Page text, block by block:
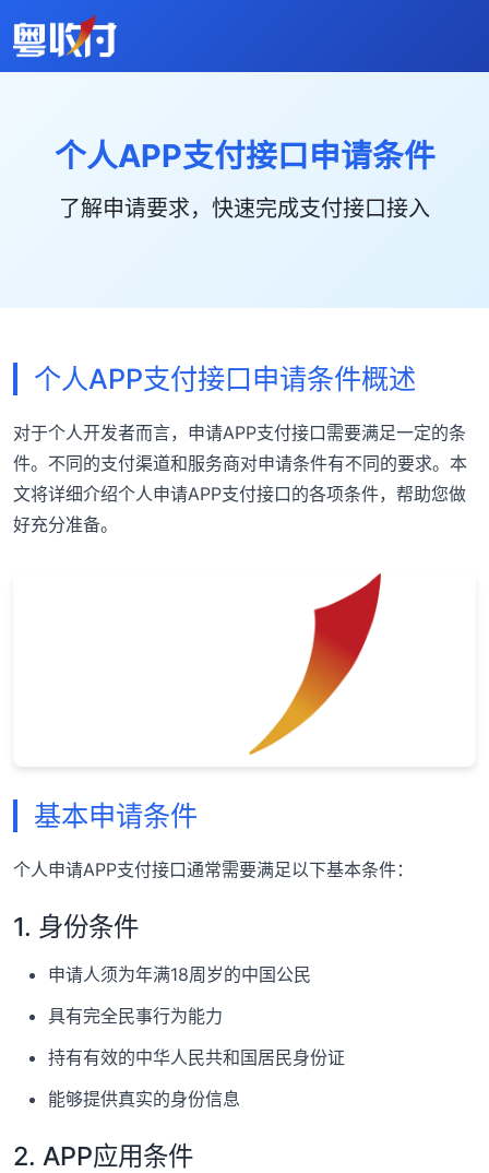
个人APP支付接口申请条件
了解申请要求，快速完成支付接口接入
个人APP支付接口申请条件概述
对于个人开发者而言，申请APP支付接口需要满足一定的条
件。不同的支付渠道和服务商对申请条件有不同的要求。本
文将详细介绍个人申请APP支付接口的各项条件，帮助您做
好充分准备。
基本申请条件
个人申请APP支付接口通常需要满足以下基本条件：
1. 身份条件
申请人须为年满18周岁的中国公民
具有完全民事行为能力
持有有效的中华人民共和国居民身份证
能够提供真实的身份信息
2. APP应用条件